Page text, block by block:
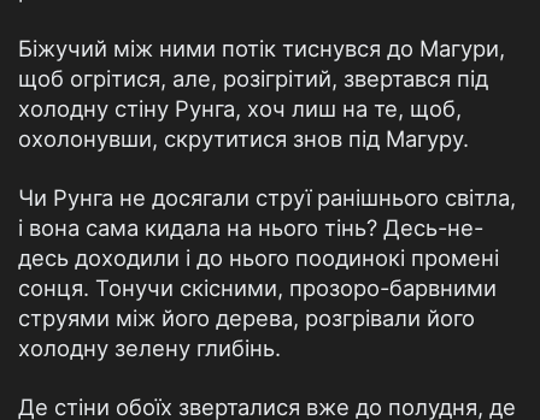
Біжучий між ними потік тиснувся до Магури,
щоб огрітися, але, розігрітий, звертався під
холодну стіну Рунга, хоч лиш на те, щоб,
охолонувши, скрутитися знов під Магуру.
Чи Рунга не досягали струї ранішнього світла,
і вона сама кидала на нього тінь? Десь-не-
десь доходили і до нього поодинокі промені
сонця. Тонучи скісними, прозоро-барвними
струями між його дерева, розгрівали його
холодну зелену глибінь.
Де стіни обоїх зверталися вже до полудня, де